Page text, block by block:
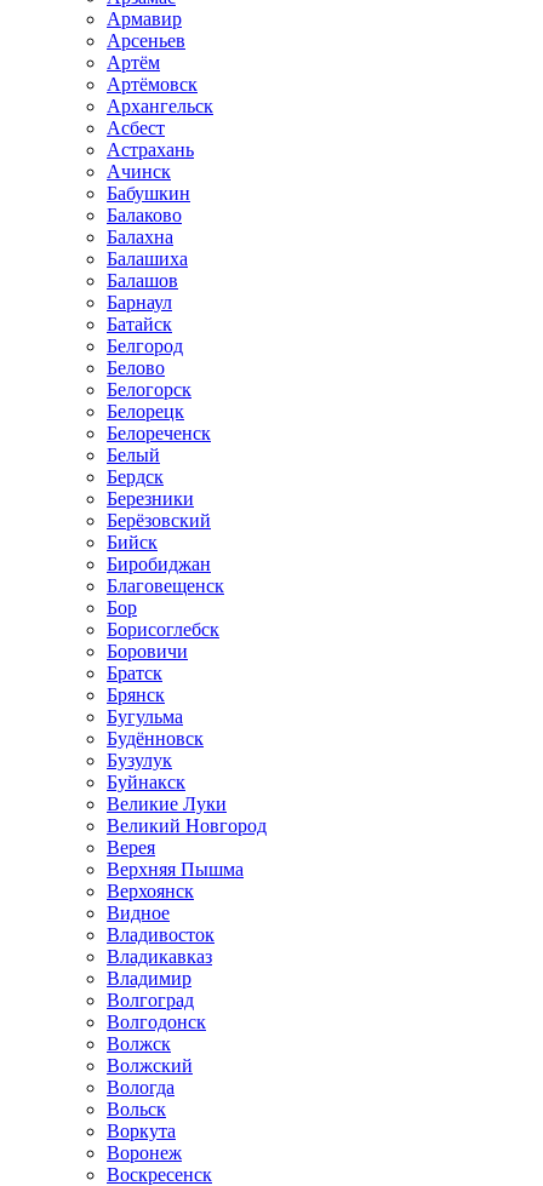
Армавир
Арсеньев
Артём
Артёмовск
Архангельск
Асбест
Астрахань
Ачинск
Бабушкин
Балаково
Балахна
Балашиха
Балашов
Барнаул
Батайск
Белгород
Белово
Белогорск
Белорецк
Белореченск
Белый
Бердск
Березники
Берёзовский
Бийск
Биробиджан
Благовещенск
Бор
Борисоглебск
Боровичи
Братск
Брянск
Бугульма
Будённовск
Бузулук
Буйнакск
Великие Луки
Великий Новгород
Верея
Верхняя Пышма
Верхоянск
Видное
Владивосток
Владикавказ
Владимир
Волгоград
Волгодонск
Волжск
Волжский
Вологда
Вольск
Воркута
Воронеж
Воскресенск